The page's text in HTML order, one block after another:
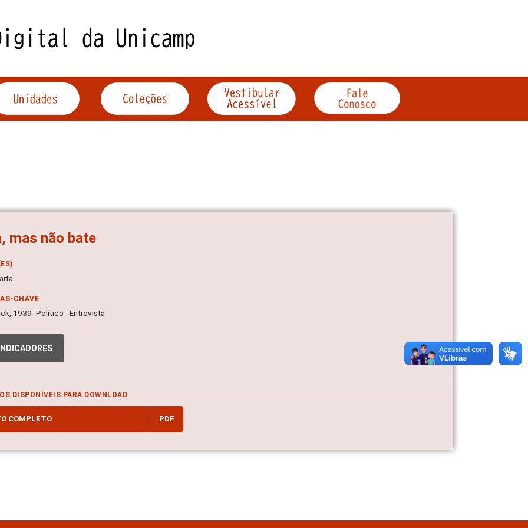
mas não bate
CHAVE
1939- Político - Entrevista
INDICADORES
DISPONÍVEIS PARA DOWNLOAD
COMPLETO PDF